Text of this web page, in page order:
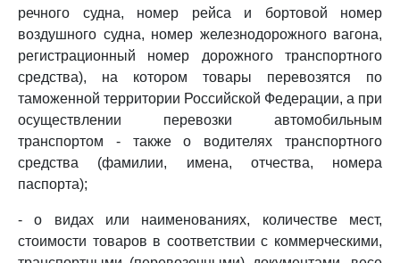
речного судна, номер рейса и бортовой номер
воздушного судна, номер железнодорожного вагона,
регистрационный номер дорожного транспортного
средства), на котором товары перевозятся по
таможенной территории Российской Федерации, а при
осуществлении перевозки автомобильным
транспортом - также о водителях транспортного
средства (фамилии, имена, отчества, номера
паспорта);
- о видах или наименованиях, количестве мест,
стоимости товаров в соответствии с коммерческими,